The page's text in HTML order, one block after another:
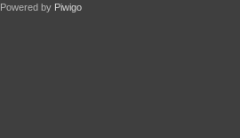
Powered by Piwigo